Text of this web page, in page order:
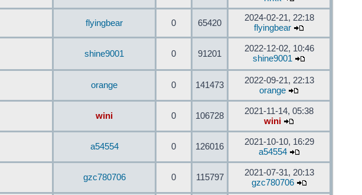
flyingbear 0 65420
2024-02-21, 22:18
flyingbear
shine9001 0 91201
2022-12-02, 10:46
shine9001
orange 0 141473
2022-09-21, 22:13
orange
wini 0 106728
2021-11-14, 05:38
wini
a54554 0 126016
2021-10-10, 16:29
a54554
gzc780706 0 115797
2021-07-31, 20:13
gzc780706